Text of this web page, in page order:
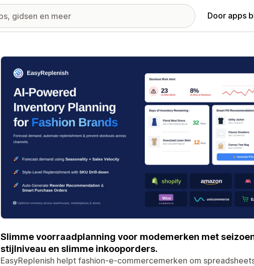
Door apps
Galerij met uitgelichte afbeeldingen
Slimme voorraadplanning voor modemerken met
stijlniveau en slimme inkooporders.
EasyReplenish helpt fashion-e-commercemerken om